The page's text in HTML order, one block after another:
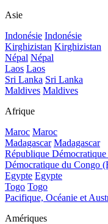
Asie
Indonésie Indonésie
Kirghizistan Kirghizistan
Népal Népal
Laos Laos
Sri Lanka Sri Lanka
Maldives Maldives
Afrique
Maroc Maroc
Madagascar Madagascar
République
Démocratique du Congo
Egypte Egypte
Togo Togo
Pacifique, Océanie et
Amériques